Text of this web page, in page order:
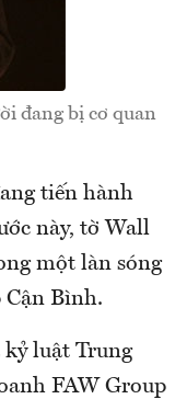
đang bị cơ quan
tiến hành
này, tờ Wall
một làn sóng
Bình.
luật Trung
FAW Group